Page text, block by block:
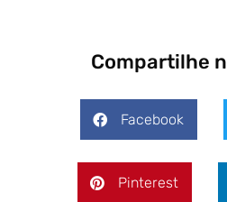
Compartilhe
Facebook
Pinterest